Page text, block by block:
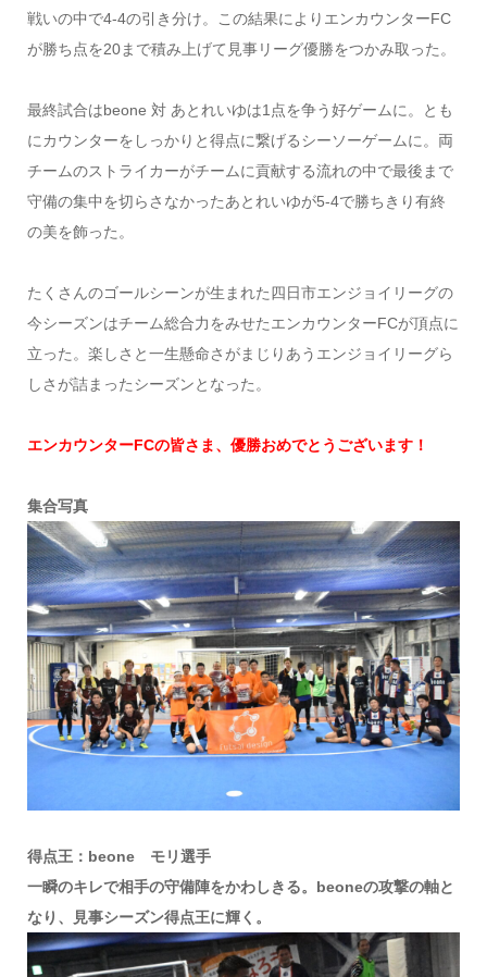
戦いの中で4‐4の引き分け。この結果によりエンカウンターFC
が勝ち点を20まで積み上げて見事リーグ優勝をつかみ取った。
最終試合はbeone 対 あとれいゆは1点を争う好ゲームに。とも
にカウンターをしっかりと得点に繋げるシーソーゲームに。両
チームのストライカーがチームに貢献する流れの中で最後まで
守備の集中を切らさなかったあとれいゆが5‐4で勝ちきり有終
の美を飾った。
たくさんのゴールシーンが生まれた四日市エンジョイリーグの
今シーズンはチーム総合力をみせたエンカウンターFCが頂点に
立った。楽しさと一生懸命さがまじりあうエンジョイリーグら
しさが詰まったシーズンとなった。
エンカウンターFCの皆さま、優勝おめでとうございます！
集合写真
得点王：beone モリ選手
一瞬のキレで相手の守備陣をかわしきる。beoneの攻撃の軸と
なり、見事シーズン得点王に輝く。